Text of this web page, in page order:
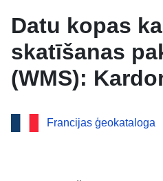
Datu kopas
skatīšanas
(WMS):
pašvaldības
priekšraksts
Francijas ģeokataloga